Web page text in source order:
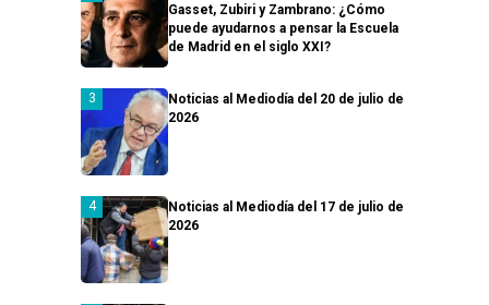
Gasset, Zubiri y Zambrano: ¿Cómo
puede ayudarnos a pensar la Escuela
de Madrid en el siglo XXI?
Noticias al Mediodía del 20 de julio de
2026
Noticias al Mediodía del 17 de julio de
2026